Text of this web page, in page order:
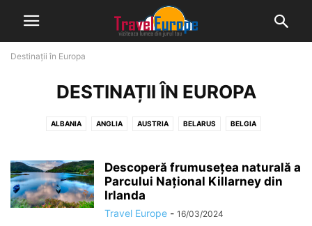
Destinații în Europa
DESTINAȚII ÎN EUROPA
ALBANIA ANGLIA AUSTRIA BELARUS BELGIA
DANEMARCA ELVEȚIA ESTONIA FINLANDA FRANTA
GERMANIA GRECIA IRLANDA ISLANDA ISRAEL ITALIA
LETONIA LIECHTENSTEIN LITUANIA
MONACO MUNTENEGRU
Descoperă frumusețea naturală a
Parcului Național Killarney din
Irlanda
Travel Europe - 16/03/2024